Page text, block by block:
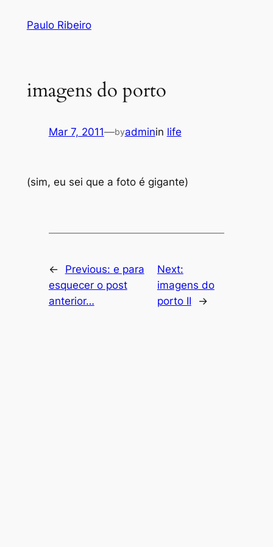
Paulo Ribeiro
imagens do porto
Mar 7, 2011—byadminin life
(sim, eu sei que a foto é gigante)
← Previous: e para
esquecer o post
anterior…
Next:
imagens do
porto II
→